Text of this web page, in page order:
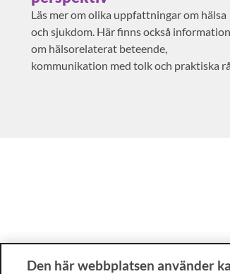
Läs mer om olika uppfattningar om hälsa
och sjukdom. Här finns också information
om hälsorelaterat beteende,
kommunikation med tolk och praktiska
Den här webbplatsen använder